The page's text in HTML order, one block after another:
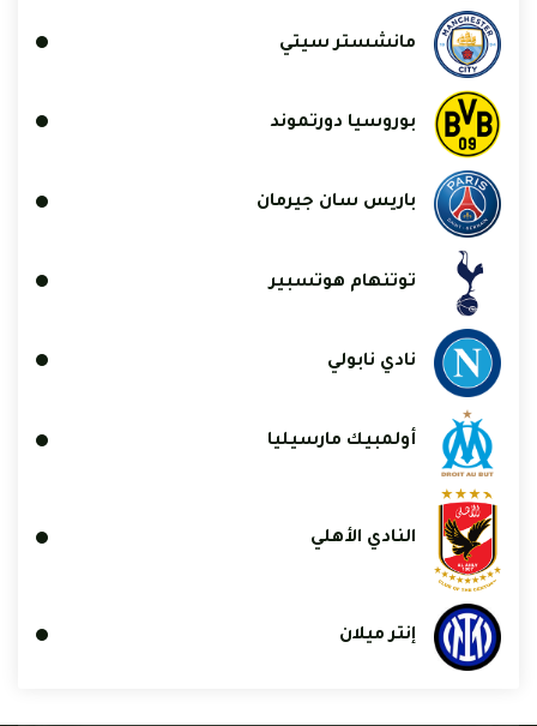
مانشستر سيتي
بوروسيا دورتموند
باريس سان جيرمان
توتنهام هوتسبير
نادي نابولي
أولمبيك مارسيليا
النادي الأهلي
إنتر ميلان